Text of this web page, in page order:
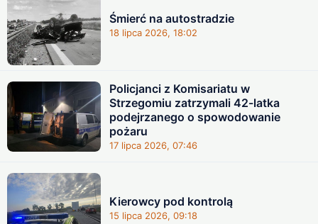
18 lipca 2026, 18:02
Śmierć na autostradzie
17 lipca 2026, 07:46
Policjanci z Komisariatu w
Strzegomiu zatrzymali 42-latka
podejrzanego o spowodowanie
pożaru
15 lipca 2026, 09:18
Kierowcy pod kontrolą